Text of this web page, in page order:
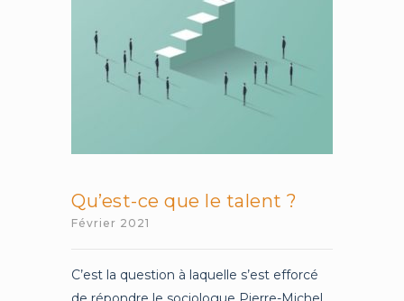
Qu’est-ce que le talent ?
Février 2021
C’est la question à laquelle s’est efforcé